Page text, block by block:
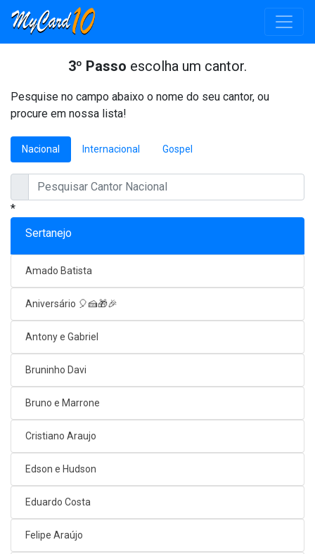
3º Passo escolha um cantor.
Pesquise no campo abaixo o nome do seu cantor, ou
procure em nossa lista!
Nacional Internacional Gospel
*
Sertanejo
Amado Batista
Aniversário 🎈🍰🎁🎉
Antony e Gabriel
Bruninho Davi
Bruno e Marrone
Cristiano Araujo
Edson e Hudson
Eduardo Costa
Felipe Araújo